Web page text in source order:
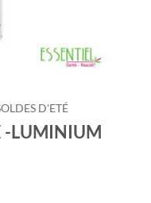
D'ETÉ
-LUMINIUM